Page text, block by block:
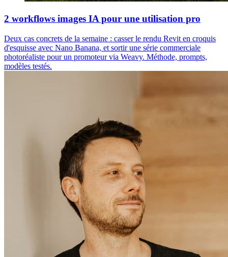
2 workflows images IA pour une utilisation pro
Deux cas concrets de la semaine : casser le rendu Revit en croquis
d'esquisse avec Nano Banana, et sortir une série commerciale
photoréaliste pour un promoteur via Weavy. Méthode, prompts,
modèles testés.